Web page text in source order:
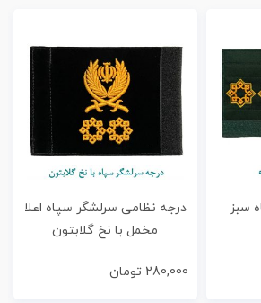
سبز
درجه نظامی سرلشگر سپاه اعلا
مخمل با نخ گلابتون
280,000 تومان